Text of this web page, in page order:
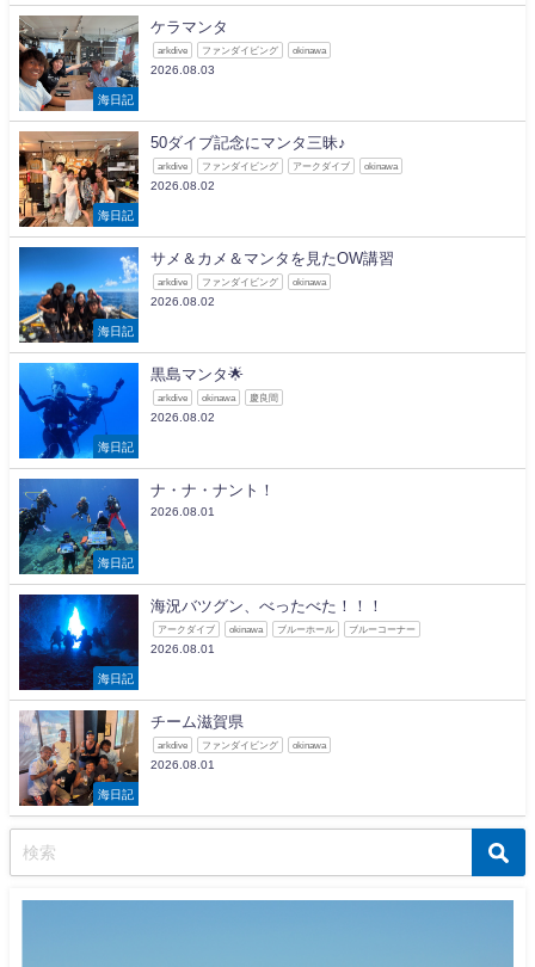
海日記
ケラマンタ
arkdive ファンダイビング okinawa
2026.08.03
海日記
50ダイブ記念にマンタ三昧♪
arkdive ファンダイビング アークダイブ okinawa
2026.08.02
海日記
サメ＆カメ＆マンタを見たOW講習
arkdive ファンダイビング okinawa
2026.08.02
海日記
黒島マンタ🌟
arkdive okinawa 慶良間
2026.08.02
海日記
ナ・ナ・ナント！
2026.08.01
海日記
海況バツグン、べったべた！！！
アークダイブ okinawa ブルーホール ブルーコーナー
2026.08.01
海日記
チーム滋賀県
arkdive ファンダイビング okinawa
2026.08.01